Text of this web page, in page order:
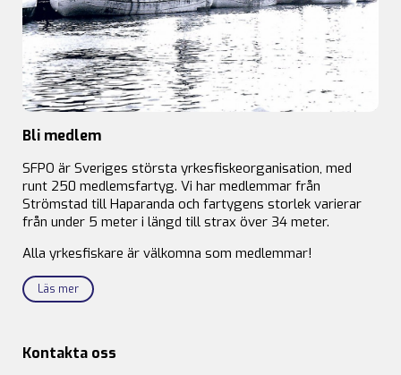
Bli medlem
SFPO är Sveriges största yrkesfiskeorganisation, med
runt 250 medlemsfartyg. Vi har medlemmar från
Strömstad till Haparanda och fartygens storlek varierar
från under 5 meter i längd till strax över 34 meter.
Alla yrkesfiskare är välkomna som medlemmar!
Läs mer
Kontakta oss